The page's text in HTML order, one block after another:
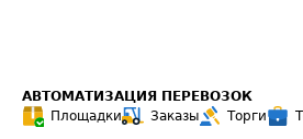
АВТОМАТИЗАЦИЯ ПЕРЕВОЗОК
Площадки
Заказы Торги